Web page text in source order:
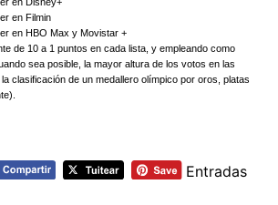
en Filmin
en HBO Max y Movistar +
de 10 a 1 puntos en cada lista, y empleando como
sea posible, la mayor altura de los votos en las
clasificación de un medallero olímpico por oros, platas
Entradas